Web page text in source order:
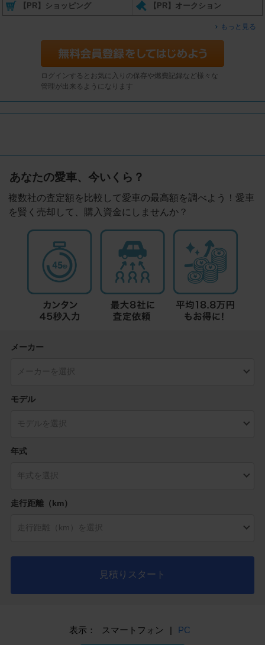
【PR】ショッピング 【PR】オークション
もっと見る
ログインするとお気に入りの保存や燃費記録など様々な
管理が出来るようになります
あなたの愛車、今いくら？
複数社の査定額を比較して愛車の最高額を調べよう！愛車
を賢く売却して、購入資金にしませんか？
メーカー
モデル
年式
走行距離（km）
見積りスタート
表示： スマートフォン | PC